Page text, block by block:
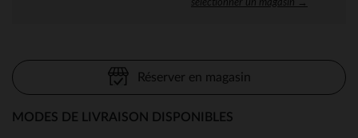
Réserver en magasin
MODES DE LIVRAISON DISPONIBLES